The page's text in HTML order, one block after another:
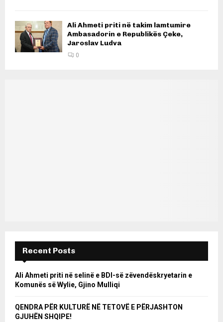
Ali Ahmeti priti në takim lamtumire
Ambasadorin e Republikës Çeke,
Jaroslav Ludva
0
Recent Posts
Ali Ahmeti priti në selinë e BDI-së zëvendëskryetarin e
Komunës së Wylie, Gjino Mulliqi
QENDRA PËR KULTURË NË TETOVË E PËRJASHTON
GJUHËN SHQIPE!